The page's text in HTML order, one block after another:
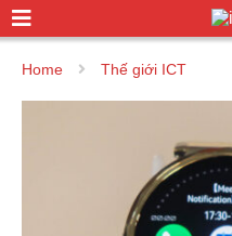
Home Thế giới ICT